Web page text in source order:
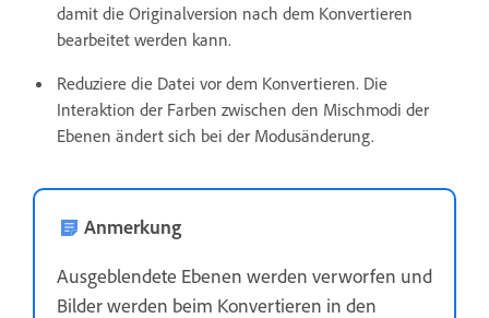
damit die Originalversion nach dem Konvertieren
bearbeitet werden kann.
Reduziere die Datei vor dem Konvertieren. Die
Interaktion der Farben zwischen den Mischmodi der
Ebenen ändert sich bei der Modusänderung.
Anmerkung
Ausgeblendete Ebenen werden verworfen und
Bilder werden beim Konvertieren in den